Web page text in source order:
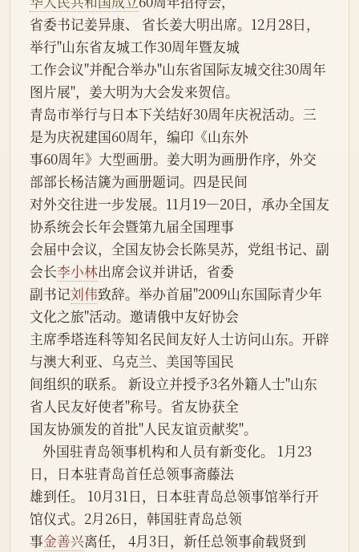
省委书记姜异康、 省长姜大明出席。12月28日，
举行"山东省友城工作30周年暨友城
工作会议"并配合举办"山东省国际友城交往30周年
图片展"，姜大明为大会发来贺信。
青岛市举行与日本下关结好30周年庆祝活动。三
是为庆祝建国60周年，编印《山东外
事60周年》大型画册。姜大明为画册作序，外交
部部长杨洁篪为画册题词。四是民间
对外交往进一步发展。11月19—20日，承办全国友
协系统会长年会暨第九届全国理事
会届中会议，全国友协会长陈昊苏，党组书记、副
会长李小林出席会议并讲话，省委
副书记刘伟致辞。举办首届"2009山东国际青少年
文化之旅"活动。邀请俄中友好协会
主席季塔连科等知名民间友好人士访问山东。开辟
与澳大利亚、乌克兰、美国等国民
间组织的联系。 新设立并授予3名外籍人士"山东
省人民友好使者"称号。省友协获全
国友协颁发的首批"人民友谊贡献奖"。
日，日本驻青岛首任总领事斋藤法
雄到任。 10月31日，日本驻青岛总领事馆举行开
馆仪式。2月26日，韩国驻青岛总领
事金善兴离任， 4月3日，新任总领事俞载贤到